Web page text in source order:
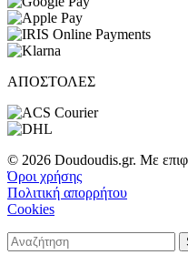
ΑΠΟΣΤΟΛΕΣ
© 2026 Doudoudis.gr. Με
Όροι χρήσης
Πολιτική απορρήτου
Cookies